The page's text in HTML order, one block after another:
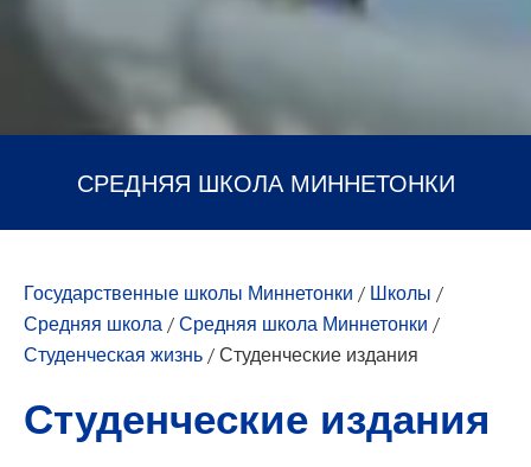
СРЕДНЯЯ ШКОЛА МИННЕТОНКИ
Государственные школы Миннетонки / Школы /
Средняя школа/Средняя школа Миннетонки /
Студенческая жизнь/Студенческие издания
Студенческие издания